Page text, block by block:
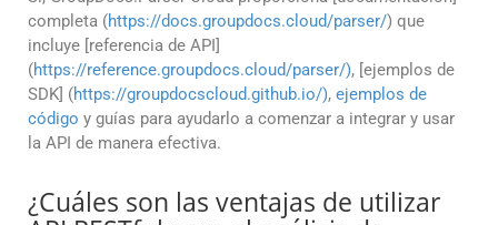
completa (https://docs.groupdocs.cloud/parser/) que
incluye [referencia de API]
(https://reference.groupdocs.cloud/parser/), [ejemplos de
SDK] (https://groupdocscloud.github.io/), ejemplos de
código y guías para ayudarlo a comenzar a integrar y usar
la API de manera efectiva.
¿Cuáles son las ventajas de utilizar